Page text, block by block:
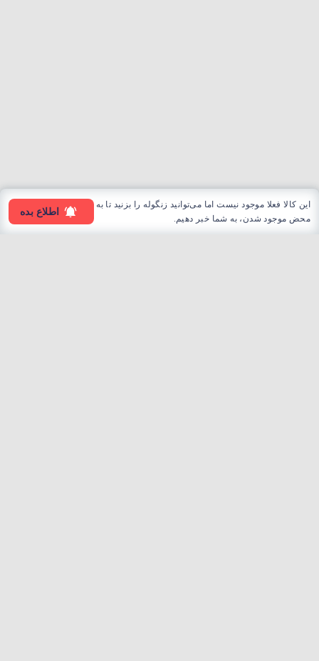
این کالا فعلا موجود نیست اما می‌توانید زنگوله را بزنید تا به
محض موجود شدن، به شما خبر دهیم.
اطلاع بده